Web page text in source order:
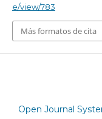
e/view/783
Más formatos de cita
Open Journal